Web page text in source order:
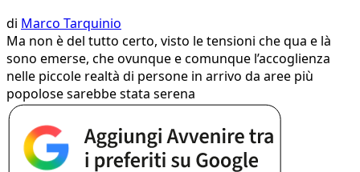
di Marco Tarquinio
Ma non è del tutto certo, visto le tensioni che qua e là
sono emerse, che ovunque e comunque l’accoglienza
nelle piccole realtà di persone in arrivo da aree più
popolose sarebbe stata serena